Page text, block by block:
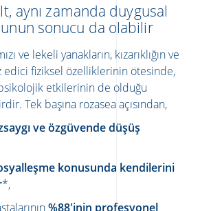
aynı zamanda duygusal
sonucu da olabilir
ve lekeli yanakların, kızarıklığın ve
edici fiziksel özelliklerinin ötesinde,
etkilerinin de olduğu
Tek başına rozasea açısından,
ve özgüvende düşüş
konusunda kendilerini
*,
%88'inin profesyonel